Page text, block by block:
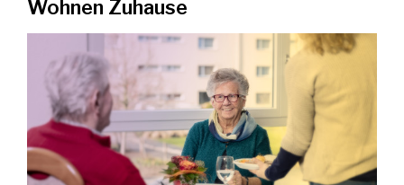
Wohnen Zuhause